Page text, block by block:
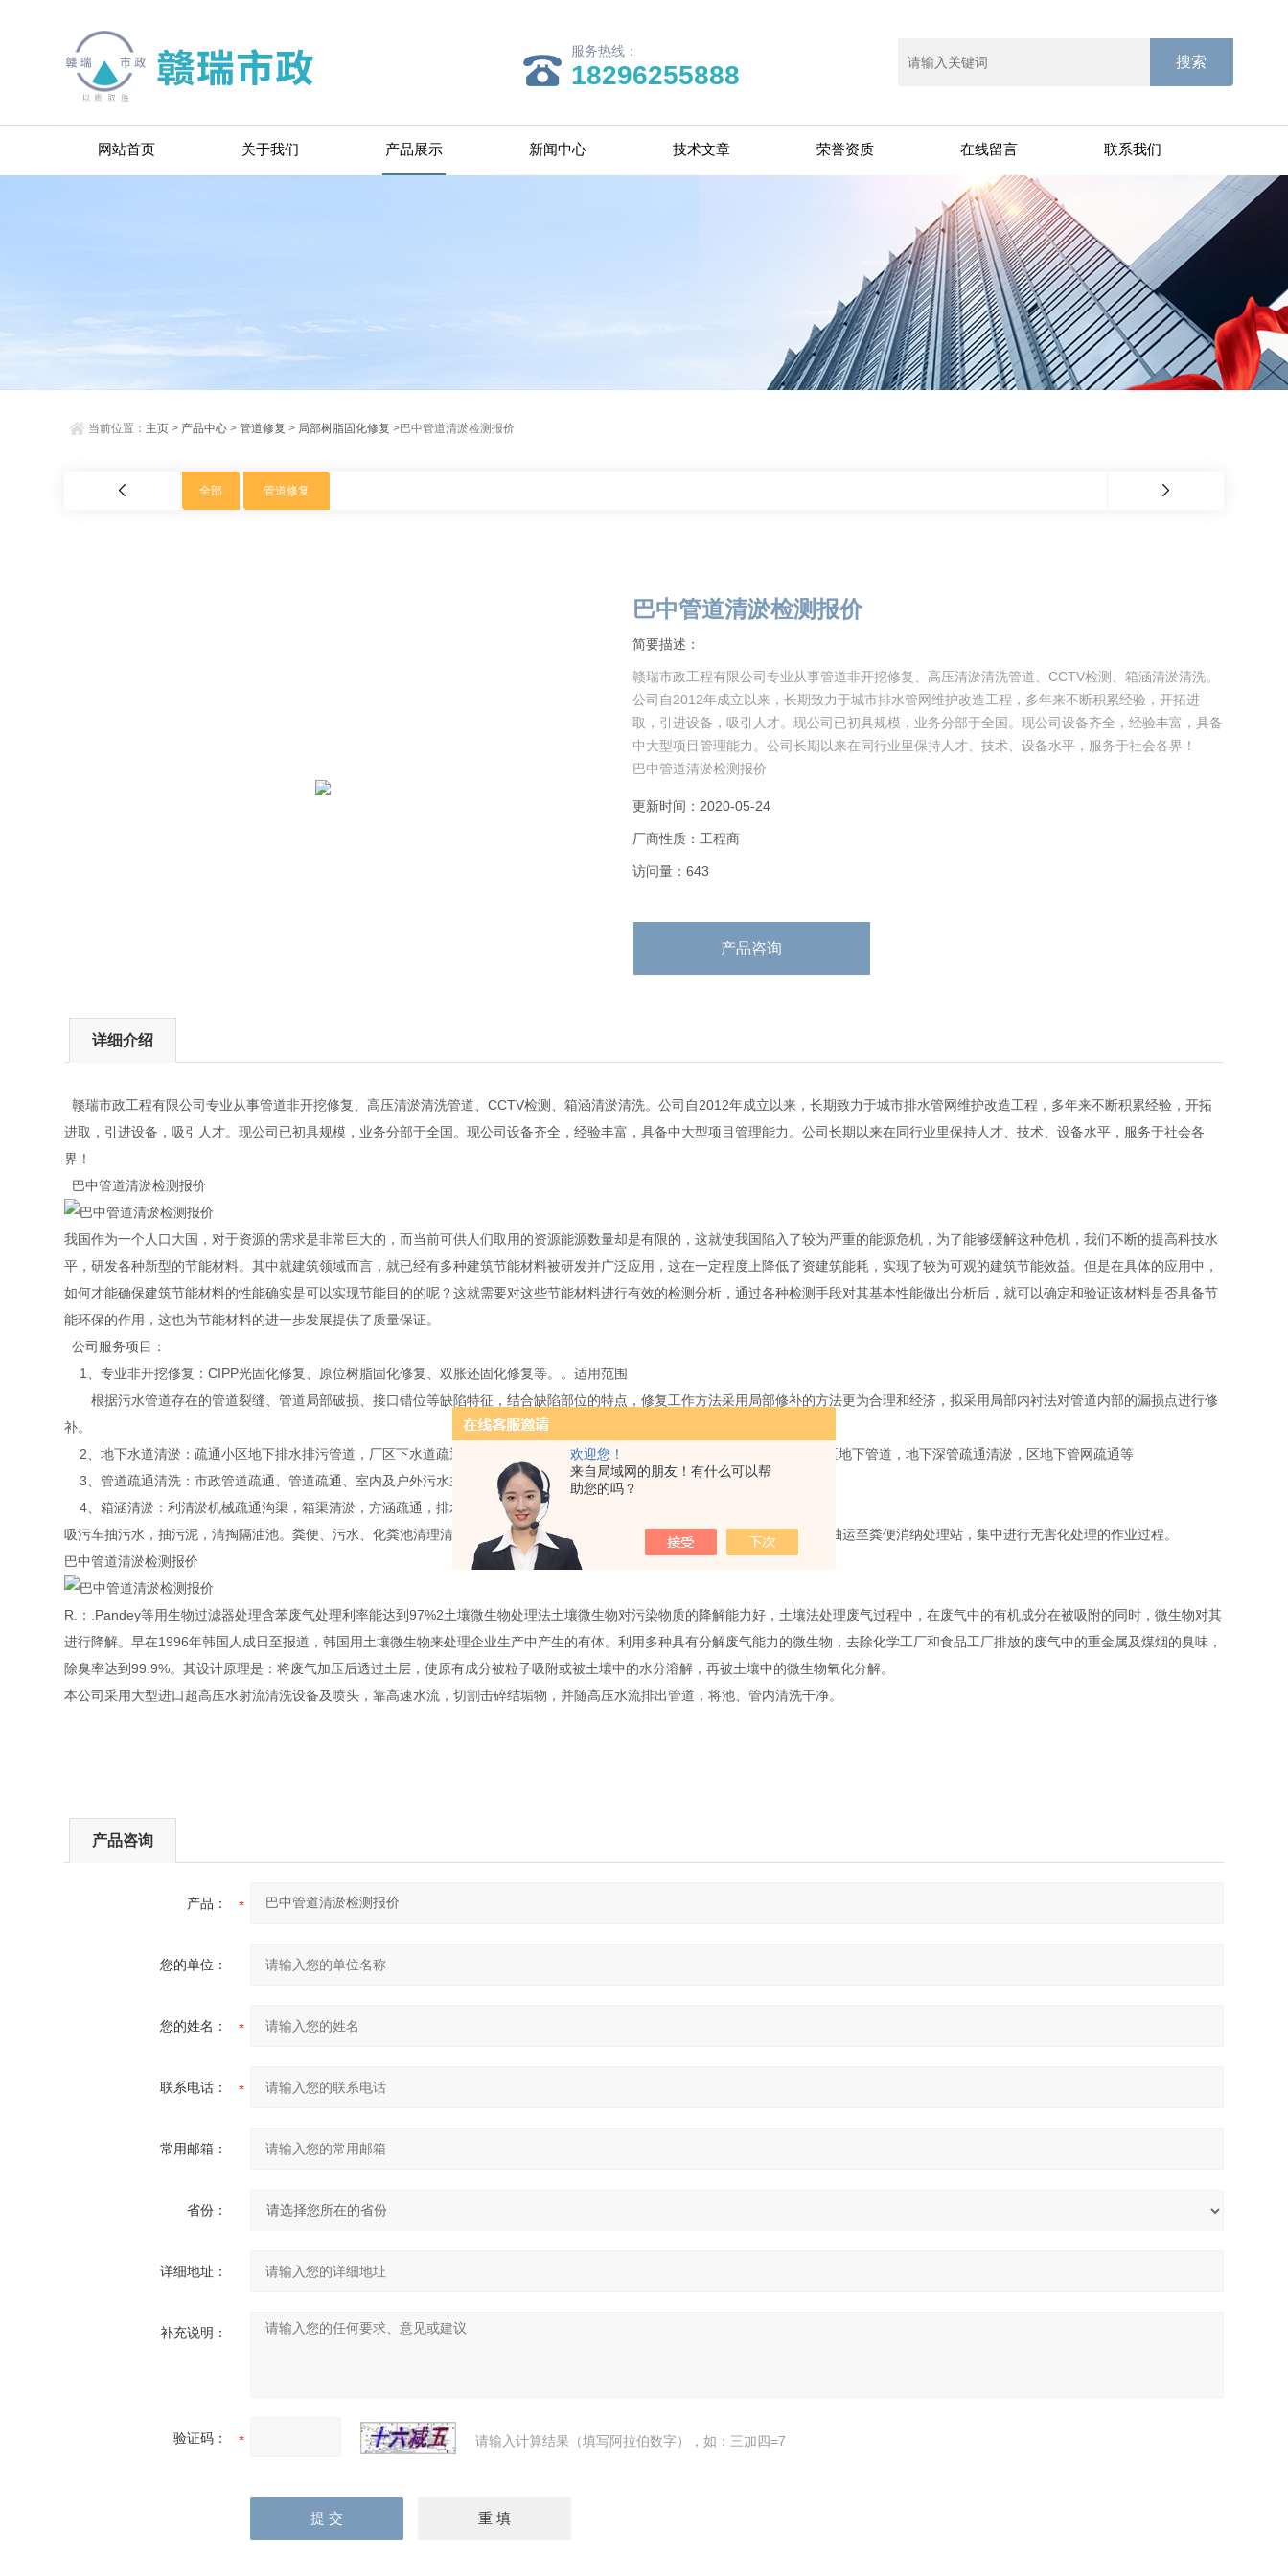
欢迎您！
来自局域网的朋友！有什么可以帮
助您的吗？
服务热线：
18296255888
网站首页 关于我们 产品展示 新闻中心 技术文章 荣誉资质 在线留言 联系我们
当前位置： 主页 > 产品中心 >管道修复 > 局部树脂固化修复 >巴中管道清淤检测报价
全部 管道修复
巴中管道清淤检测报价
简要描述：
赣瑞市政工程有限公司专业从事管道非开挖修复、高压清淤清洗管道、CCTV检测、箱涵清淤清洗。
公司自2012年成立以来，长期致力于城市排水管网维护改造工程，多年来不断积累经验，开拓进
取，引进设备，吸引人才。现公司已初具规模，业务分部于全国。现公司设备齐全，经验丰富，具备
中大型项目管理能力。公司长期以来在同行业里保持人才、技术、设备水平，服务于社会各界！
巴中管道清淤检测报价
更新时间：2020-05-24
厂商性质：工程商
访问量：643
产品咨询
详细介绍
赣瑞市政工程有限公司专业从事管道非开挖修复、高压清淤清洗管道、CCTV检测、箱涵清淤清洗。公司自2012年成立以来，长期致力于城市排水管网维护改造工程，多年来不断积累经验，开拓
进取，引进设备，吸引人才。现公司已初具规模，业务分部于全国。现公司设备齐全，经验丰富，具备中大型项目管理能力。公司长期以来在同行业里保持人才、技术、设备水平，服务于社会各
界！
巴中管道清淤检测报价
我国作为一个人口大国，对于资源的需求是非常巨大的，而当前可供人们取用的资源能源数量却是有限的，这就使我国陷入了较为严重的能源危机，为了能够缓解这种危机，我们不断的提高科技水
平，研发各种新型的节能材料。其中就建筑领域而言，就已经有多种建筑节能材料被研发并广泛应用，这在一定程度上降低了资建筑能耗，实现了较为可观的建筑节能效益。但是在具体的应用中，
如何才能确保建筑节能材料的性能确实是可以实现节能目的的呢？这就需要对这些节能材料进行有效的检测分析，通过各种检测手段对其基本性能做出分析后，就可以确定和验证该材料是否具备节
能环保的作用，这也为节能材料的进一步发展提供了质量保证。
公司服务项目：
1、专业非开挖修复：CIPP光固化修复、原位树脂固化修复、双胀还固化修复等。。适用范围
根据污水管道存在的管道裂缝、管道局部破损、接口错位等缺陷特征，结合缺陷部位的特点，修复工作方法采用局部修补的方法更为合理和经济，拟采用局部内衬法对管道内部的漏损点进行修
补。
2、地下水道清淤：疏通小区地下排水排污管道，厂区下水道疏通，村镇下水道清疏，街道下水管道清淤长年承包服务，清理社区地下管道，地下深管疏通清淤，区地下管网疏通等
3、管道疏通清洗：市政管道疏通、管道疏通、室内及户外污水主管道疏通、各种疑难管道疏通。
4、箱涵清淤：利清淤机械疏通沟渠，箱渠清淤，方涵疏通，排水渠清洗，涵箱清淤，疏通渠道服务。
吸污车抽污水，抽污泥，清掏隔油池。粪便、污水、化粪池清理清运主要指化粪池、污水池、沉淀池、厕所，通过粪便清运车辆，抽运至粪便消纳处理站，集中进行无害化处理的作业过程。
巴中管道清淤检测报价
R.：.Pandey等用生物过滤器处理含苯废气处理利率能达到97%2土壤微生物处理法土壤微生物对污染物质的降解能力好，土壤法处理废气过程中，在废气中的有机成分在被吸附的同时，微生物对其
进行降解。早在1996年韩国人成日至报道，韩国用土壤微生物来处理企业生产中产生的有体。利用多种具有分解废气能力的微生物，去除化学工厂和食品工厂排放的废气中的重金属及煤烟的臭味，
除臭率达到99.9%。其设计原理是：将废气加压后透过土层，使原有成分被粒子吸附或被土壤中的水分溶解，再被土壤中的微生物氧化分解。
本公司采用大型进口超高压水射流清洗设备及喷头，靠高速水流，切割击碎结垢物，并随高压水流排出管道，将池、管内清洗干净。
产品咨询
产品：
您的单位：
您的姓名：
联系电话：
常用邮箱：
省份：
详细地址：
补充说明：
验证码： 请输入计算结果（填写阿拉伯数字），如：三加四=7